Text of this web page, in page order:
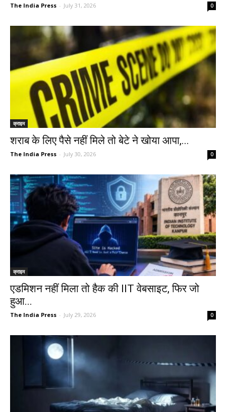
The India Press - July 31, 2026 0
क्राइम
शराब के लिए पैसे नहीं मिले तो बेटे ने खोया आपा,...
The India Press - July 30, 2026 0
क्राइम
एडमिशन नहीं मिला तो हैक की IIT वेबसाइट, फिर जो
हुआ...
The India Press - July 29, 2026 0